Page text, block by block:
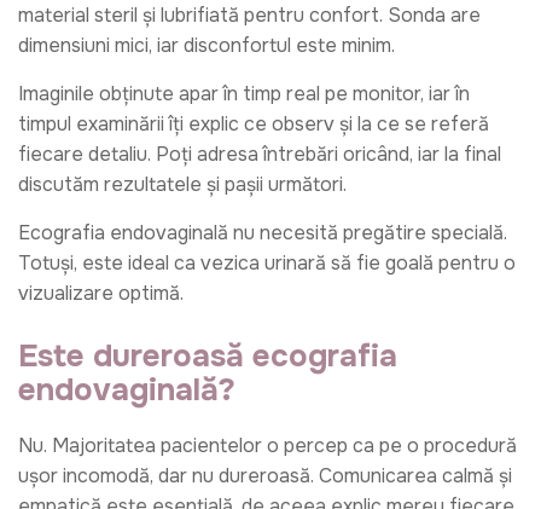
material steril și lubrifiată pentru confort. Sonda are
dimensiuni mici, iar disconfortul este minim.
Imaginile obținute apar în timp real pe monitor, iar în
timpul examinării îți explic ce observ și la ce se referă
fiecare detaliu. Poți adresa întrebări oricând, iar la final
discutăm rezultatele și pașii următori.
Ecografia endovaginală nu necesită pregătire specială.
Totuși, este ideal ca vezica urinară să fie goală pentru o
vizualizare optimă.
Este dureroasă ecografia
endovaginală?
Nu. Majoritatea pacientelor o percep ca pe o procedură
ușor incomodă, dar nu dureroasă. Comunicarea calmă și